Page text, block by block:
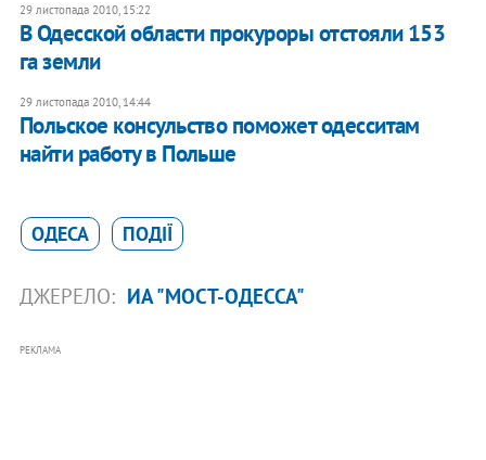
29 листопада 2010, 15:22
В Одесской области прокуроры отстояли 153
га земли
29 листопада 2010, 14:44
Польское консульство поможет одесситам
найти работу в Польше
ОДЕСА ПОДІЇ
ДЖЕРЕЛО: ИА "МОСТ-ОДЕССА"
РЕКЛАМА